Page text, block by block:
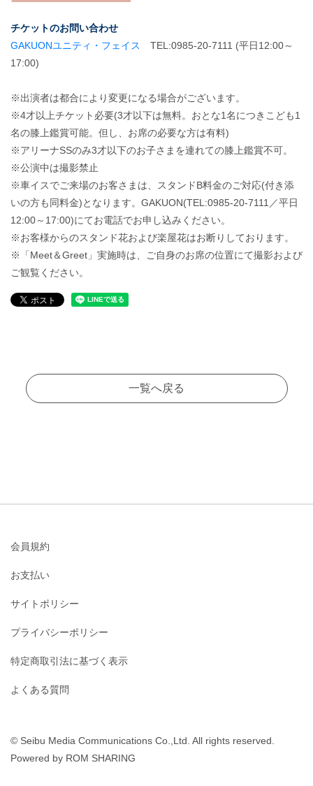
チケットのお問い合わせ
GAKUONユニティ・フェイス
TEL:0985-20-7111 (平日12:00～
17:00)
※出演者は都合により変更になる場合がございます。
※4才以上チケット必要(3才以下は無料。おとな1名につきこども1
名の膝上鑑賞可能。但し、お席の必要な方は有料)
※アリーナSSのみ3才以下のお子さまを連れての膝上鑑賞不可。
※公演中は撮影禁止
※車イスでご来場のお客さまは、スタンドB料金のご対応(付き添
いの方も同料金)となります。GAKUON(TEL:0985-20-7111／平日
12:00～17:00)にてお電話でお申し込みください。
※お客様からのスタンド花および楽屋花はお断りしております。
※「Meet＆Greet」実施時は、ご自身のお席の位置にて撮影および
ご観覧ください。
一覧へ戻る
会員規約
お支払い
サイトポリシー
プライバシーポリシー
特定商取引法に基づく表示
よくある質問
© Seibu Media Communications Co.,Ltd. All rights reserved.
Powered by ROM SHARING